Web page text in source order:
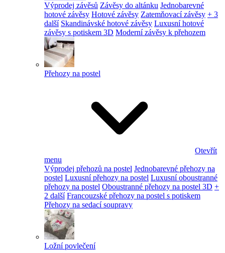
Výprodej závěsů Závěsy do altánku Jednobarevné
hotové závěsy Hotové závěsy Zatemňovací závěsy + 3
další Skandinávské hotové závěsy Luxusní hotové
závěsy s potiskem 3D Moderní závěsy k přehozem
Přehozy na postel
Otevřít
menu
Výprodej přehozů na postel Jednobarevné přehozy na
postel Luxusní přehozy na postel Luxusní oboustranné
přehozy na postel Oboustranné přehozy na postel 3D +
2 další Francouzské přehozy na postel s potiskem
Přehozy na sedací soupravy
Ložní povlečení